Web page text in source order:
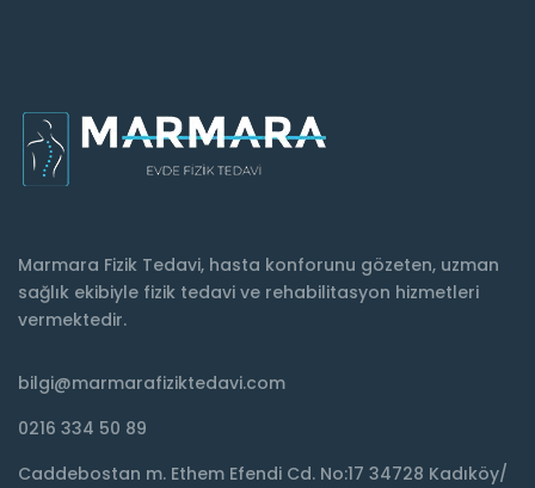
Marmara Fizik Tedavi, hasta konforunu gözeten, uzman
sağlık ekibiyle fizik tedavi ve rehabilitasyon hizmetleri
vermektedir.
bilgi@marmarafiziktedavi.com
0216 334 50 89
Caddebostan m. Ethem Efendi Cd. No:17 34728 Kadıköy/